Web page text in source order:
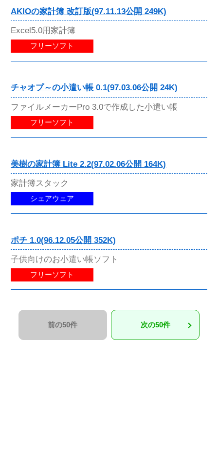
AKIOの家計簿 改訂版(97.11.13公開 249K)
Excel5.0用家計簿
フリーソフト
チャオプ～の小遣い帳 0.1(97.03.06公開 24K)
ファイルメーカーPro 3.0で作成した小遣い帳
フリーソフト
美樹の家計簿 Lite 2.2(97.02.06公開 164K)
家計簿スタック
シェアウェア
ポチ 1.0(96.12.05公開 352K)
子供向けのお小遣い帳ソフト
フリーソフト
前の50件 次の50件